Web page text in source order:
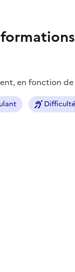
en fonction